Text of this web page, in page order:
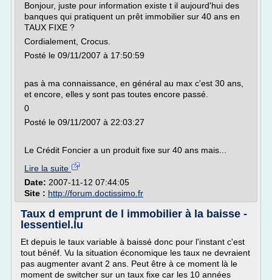
Bonjour, juste pour information existe t il aujourd'hui des
banques qui pratiquent un prêt immobilier sur 40 ans en
TAUX FIXE ?
Cordialement, Crocus.
Posté le 09/11/2007 à 17:50:59
pas à ma connaissance, en général au max c'est 30 ans,
et encore, elles y sont pas toutes encore passé.
0
Posté le 09/11/2007 à 22:03:27
Le Crédit Foncier a un produit fixe sur 40 ans mais...
Lire la suite
Date: 2007-11-12 07:44:05
Site : http://forum.doctissimo.fr
Taux d emprunt de l immobilier à la baisse -
lessentiel.lu
Et depuis le taux variable à baissé donc pour l'instant c'est
tout bénéf. Vu la situation économique les taux ne devraient
pas augmenter avant 2 ans. Peut être à ce moment là le
moment de switcher sur un taux fixe car les 10 années